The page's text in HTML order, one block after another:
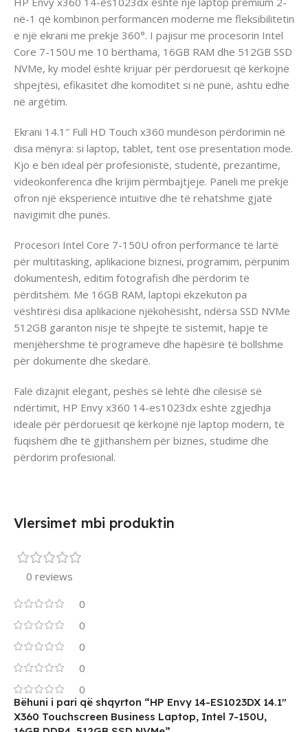
në-1 që kombinon performancën moderne me fleksibilitetin
e një ekrani me prekje 360°. I pajisur me procesorin Intel
Core 7-150U me 10 bërthama, 16GB RAM dhe 512GB SSD
NVMe, ky model është krijuar për përdoruesit që kërkojnë
shpejtësi, efikasitet dhe komoditet si në punë, ashtu edhe
në argëtim.
Ekrani 14.1″ Full HD Touch x360 mundëson përdorimin në
disa mënyra: si laptop, tablet, tent ose presentation mode.
Kjo e bën ideal për profesionistë, studentë, prezantime,
videokonferenca dhe krijim përmbajtjeje. Paneli me prekje
ofron një eksperiencë intuitive dhe të rehatshme gjatë
navigimit dhe punës.
Procesori Intel Core 7-150U ofron performancë të lartë
për multitasking, aplikacione biznesi, programim, përpunim
dokumentesh, editim fotografish dhe përdorim të
përditshëm. Me 16GB RAM, laptopi ekzekuton pa
vështirësi disa aplikacione njëkohësisht, ndërsa SSD NVMe
512GB garanton nisje të shpejtë të sistemit, hapje të
menjëhershme të programeve dhe hapësirë të bollshme
për dokumente dhe skedarë.
Falë dizajnit elegant, peshës së lehtë dhe cilësisë së
ndërtimit, HP Envy x360 14-es1023dx është zgjedhja
ideale për përdoruesit që kërkojnë një laptop modern, të
fuqishëm dhe të gjithanshëm për biznes, studime dhe
përdorim profesional.
Vlersimet mbi produktin
0 reviews
0
0
0
0
0
Bëhuni i pari që shqyrton “HP Envy 14-ES1023DX 14.1″
X360 Touchscreen Business Laptop, Intel 7-150U,